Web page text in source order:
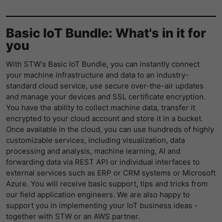
Basic IoT Bundle: What's in it for
you
With STW's Basic IoT Bundle, you can instantly connect
your machine infrastructure and data to an industry-
standard cloud service, use secure over-the-air updates
and manage your devices and SSL certificate encryption.
You have the ability to collect machine data, transfer it
encrypted to your cloud account and store it in a bucket.
Once available in the cloud, you can use hundreds of highly
customizable services, including visualization, data
processing and analysis, machine learning, AI and
forwarding data via REST API or individual interfaces to
external services such as ERP or CRM systems or Microsoft
Azure. You will receive basic support, tips and tricks from
our field application engineers. We are also happy to
support you in implementing your IoT business ideas -
together with STW or an AWS partner.